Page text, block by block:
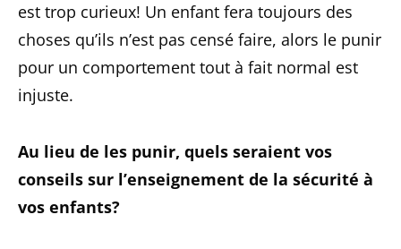
est trop curieux! Un enfant fera toujours des
choses qu’ils n’est pas censé faire, alors le punir
pour un comportement tout à fait normal est
injuste.
Au lieu de les punir, quels seraient vos
conseils sur l’enseignement de la sécurité à
vos enfants?